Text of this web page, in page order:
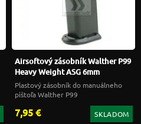
Airsoftový zásobník Walther P99
Heavy Weight ASG 6mm
Plastový zásobník do manuálneho
pištoľa Walther P99
7,95 € SKLADOM